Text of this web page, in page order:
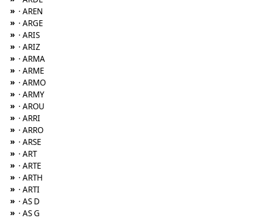
» · AREN
» · ARGE
» · ARIS
» · ARIZ
» · ARMA
» · ARME
» · ARMO
» · ARMY
» · AROU
» · ARRI
» · ARRO
» · ARSE
» · ART
» · ARTE
» · ARTH
» · ARTI
» · AS D
» · AS G